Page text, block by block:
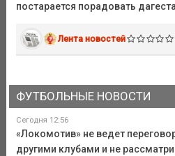
постарается порадовать
Лента новостей
ФУТБОЛЬНЫЕ НОВОСТИ
Сегодня 12:56
«Локомотив» не ведет
другими клубами и не